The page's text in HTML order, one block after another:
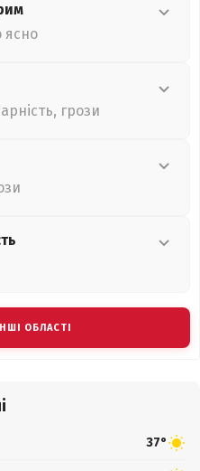
ясно
грози
ОБЛАСТІ
37°